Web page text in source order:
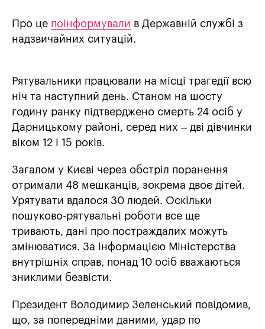
Про це поінформували в Державній службі з
надзвичайних ситуацій.
Рятувальники працювали на місці трагедії всю
ніч та наступний день. Станом на шосту
годину ранку підтверджено смерть 24 осіб у
Дарницькому районі, серед них – дві дівчинки
віком 12 і 15 років.
Загалом у Києві через обстріл поранення
отримали 48 мешканців, зокрема двоє дітей.
Урятувати вдалося 30 людей. Оскільки
пошуково-рятувальні роботи все ще
тривають, дані про постраждалих можуть
змінюватися. За інформацією Міністерства
внутрішніх справ, понад 10 осіб вважаються
зниклими безвісти.
Президент Володимир Зеленський повідомив,
що, за попередніми даними, удар по